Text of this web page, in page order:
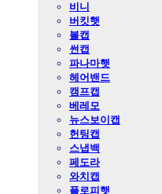
비니
버킷햇
볼캡
썬캡
파나마햇
헤어밴드
캠프캡
베레모
뉴스보이캡
헌팅캡
스냅백
페도라
와치캡
플로피햇